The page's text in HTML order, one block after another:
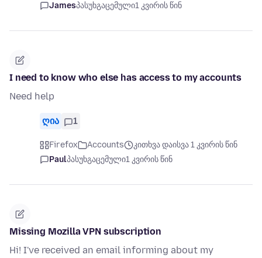
Jamesპასუხგაცემული1 კვირის წინ
I need to know who else has access to my accounts
Need help
ღია 1
Firefox Accounts
კითხვა დაისვა 1 კვირის წინ
Paulპასუხგაცემული1 კვირის წინ
Missing Mozilla VPN subscription
Hi! I've received an email informing about my